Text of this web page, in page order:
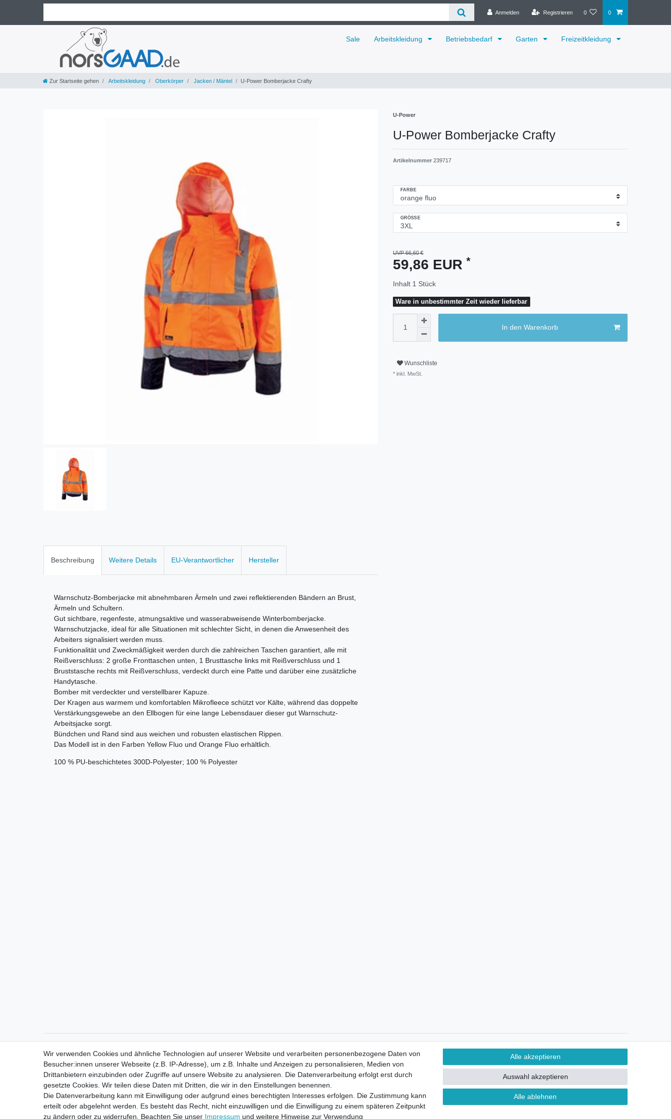
Anmelden Registrieren 0 0
Sale Arbeitskleidung Betriebsbedarf Garten Freizeitkleidung
Zur Startseite gehen Arbeitskleidung Oberkörper Jacken / Mäntel U-Power Bomberjacke Crafty
U-Power
U-Power Bomberjacke Crafty
Artikelnummer 239717
FARBE
GRÖSSE
UVP 66,60 €
59,86 EUR *
Inhalt 1 Stück
Ware in unbestimmter Zeit wieder lieferbar
In den Warenkorb
Wunschliste
* inkl. MwSt.
Beschreibung Weitere Details EU-Verantwortlicher Hersteller
Warnschutz-Bomberjacke mit abnehmbaren Ärmeln und zwei reflektierenden Bändern an Brust,
Ärmeln und Schultern.
Gut sichtbare, regenfeste, atmungsaktive und wasserabweisende Winterbomberjacke.
Warnschutzjacke, ideal für alle Situationen mit schlechter Sicht, in denen die Anwesenheit des
Arbeiters signalisiert werden muss.
Funktionalität und Zweckmäßigkeit werden durch die zahlreichen Taschen garantiert, alle mit
Reißverschluss: 2 große Fronttaschen unten, 1 Brusttasche links mit Reißverschluss und 1
Bruststasche rechts mit Reißverschluss, verdeckt durch eine Patte und darüber eine zusätzliche
Handytasche.
Bomber mit verdeckter und verstellbarer Kapuze.
Der Kragen aus warmem und komfortablen Mikrofleece schützt vor Kälte, während das doppelte
Verstärkungsgewebe an den Ellbogen für eine lange Lebensdauer dieser gut Warnschutz-
Arbeitsjacke sorgt.
Bündchen und Rand sind aus weichen und robusten elastischen Rippen.
Das Modell ist in den Farben Yellow Fluo und Orange Fluo erhältlich.
100 % PU-beschichtetes 300D-Polyester; 100 % Polyester
Wir verwenden Cookies und ähnliche Technologien auf unserer Website und verarbeiten personenbezogene Daten von
Besucher:innen unserer Webseite (z.B. IP-Adresse), um z.B. Inhalte und Anzeigen zu personalisieren, Medien von
Drittanbietern einzubinden oder Zugriffe auf unsere Website zu analysieren. Die Datenverarbeitung erfolgt erst durch
gesetzte Cookies. Wir teilen diese Daten mit Dritten, die wir in den Einstellungen benennen.
Die Datenverarbeitung kann mit Einwilligung oder aufgrund eines berechtigten Interesses erfolgen. Die Zustimmung kann
erteilt oder abgelehnt werden. Es besteht das Recht, nicht einzuwilligen und die Einwilligung zu einem späteren Zeitpunkt
zu ändern oder zu widerrufen. Beachten Sie unser Impressum und weitere Hinweise zur Verwendung
Alle akzeptieren
Alle ablehnen
Auswahl akzeptieren